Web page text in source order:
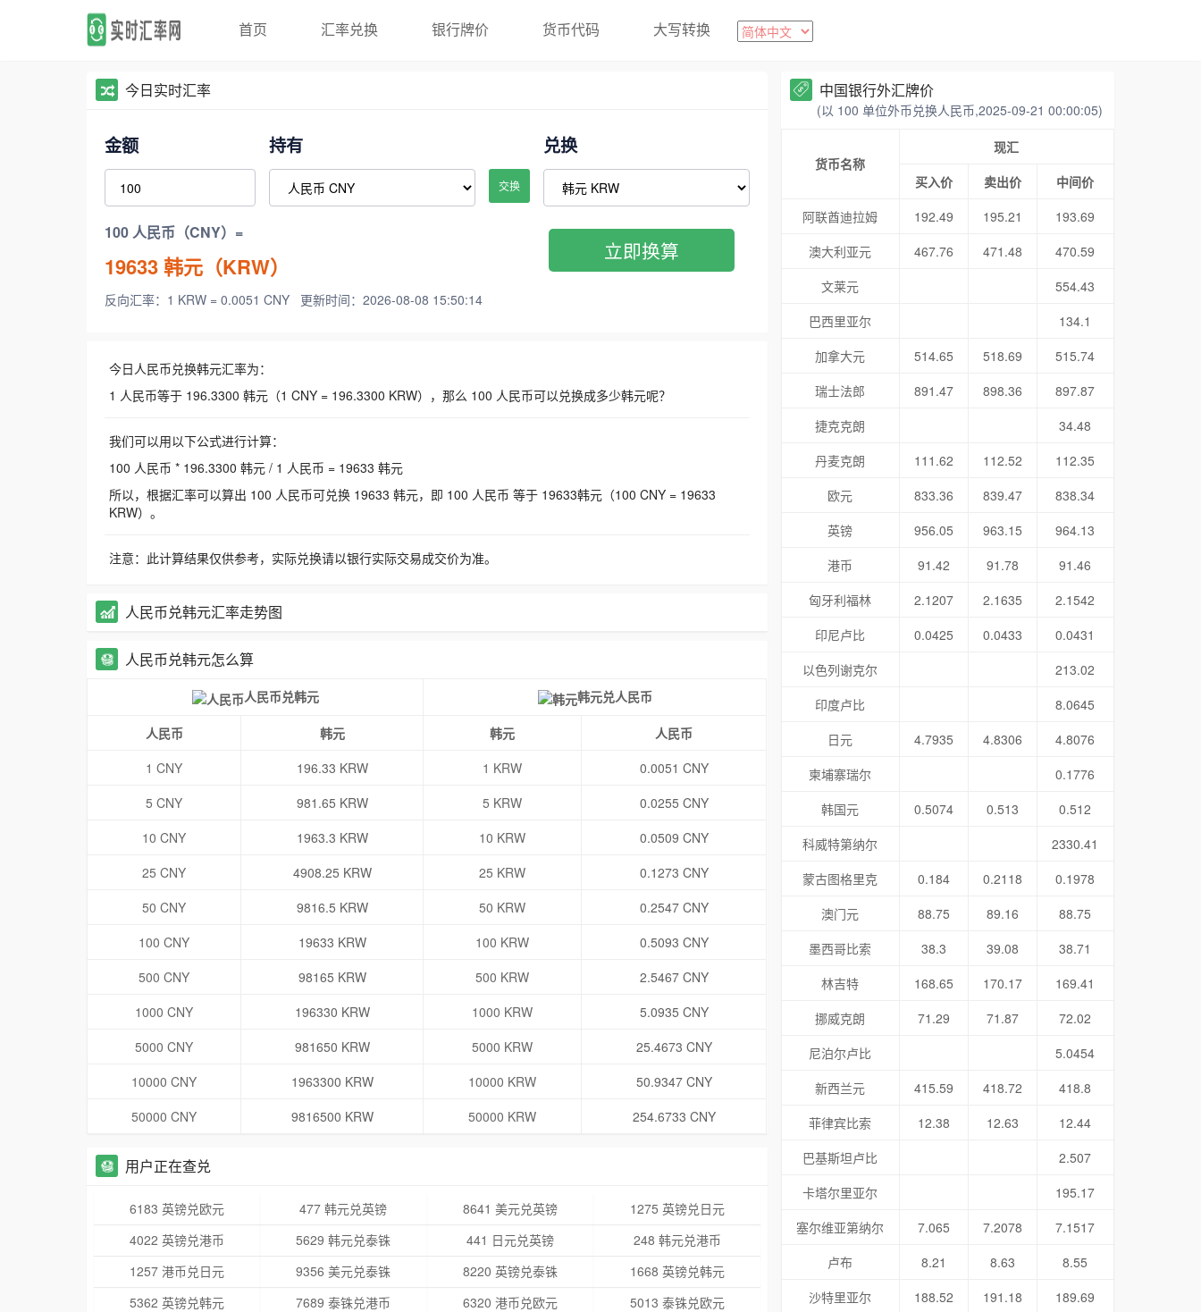
首页 汇率兑换 银行牌价 货币代码 大写转换
今日实时汇率
金额 持有
交换
兑换
100 人民币（CNY）=
19633韩元（KRW）
反向汇率：1 KRW = 0.0051 CNY 更新时间：2026-08-08 15:50:14
立即换算
今日人民币兑换韩元汇率为：
1 人民币等于 196.3300 韩元（1 CNY = 196.3300 KRW），那么 100 人民币可以兑换成多少韩元呢？
我们可以用以下公式进行计算：
100 人民币 * 196.3300 韩元 / 1 人民币 = 19633 韩元
所以，根据汇率可以算出 100 人民币可兑换 19633 韩元，即 100 人民币 等于 19633韩元（100 CNY = 19633
KRW）。
注意：此计算结果仅供参考，实际兑换请以银行实际交易成交价为准。
人民币兑韩元汇率走势图
人民币兑韩元怎么算
人民币兑韩元 韩元兑人民币
人民币 韩元 韩元
人民币
1 CNY
196.33 KRW 1 KRW
0.0051 CNY
5 CNY
981.65 KRW 5 KRW
0.0255 CNY
10 CNY
1963.3 KRW 10 KRW
0.0509 CNY
25 CNY
4908.25 KRW 25 KRW
0.1273 CNY
50 CNY
9816.5 KRW 50 KRW
0.2547 CNY
100 CNY
19633 KRW 100 KRW
0.5093 CNY
500 CNY
98165 KRW 500 KRW
2.5467 CNY
1000 CNY
196330 KRW 1000 KRW
5.0935 CNY
5000 CNY
981650 KRW 5000 KRW
25.4673 CNY
10000 CNY
1963300 KRW 10000 KRW
50.9347 CNY
50000 CNY
9816500 KRW 50000 KRW 254.6733 CNY
用户正在查兑
6183 英镑兑欧元 477 韩元兑英镑 8641 美元兑英镑
1275 英镑兑日元
4022 英镑兑港币
5629 韩元兑泰铢 441 日元兑英镑
248 韩元兑港币
1257 港币兑日元
9356 美元兑泰铢 8220 英镑兑泰铢
1668 英镑兑韩元
5362 英镑兑韩元
7689 泰铢兑港币 6320 港币兑欧元
5013 泰铢兑欧元
中国银行外汇牌价
(以 100 单位外币兑换人民币,2025-09-21 00:00:05)
货币名称
现汇
买入价
卖出价
中间价
阿联酋迪拉姆
192.49 195.21
193.69
澳大利亚元
467.76 471.48
470.59
文莱元
554.43
巴西里亚尔
134.1
加拿大元
514.65 518.69
515.74
瑞士法郎
891.47 898.36
897.87
捷克克朗
34.48
丹麦克朗
111.62 112.52
112.35
欧元
833.36 839.47
838.34
英镑
956.05 963.15
964.13
港币
91.42 91.78
91.46
匈牙利福林
2.1207 2.1635
2.1542
印尼卢比
0.0425 0.0433
0.0431
以色列谢克尔
213.02
印度卢比
8.0645
日元
4.7935 4.8306
4.8076
柬埔寨瑞尔
0.1776
韩国元
0.5074 0.513
0.512
科威特第纳尔
2330.41
蒙古图格里克
0.184 0.2118
0.1978
澳门元
88.75 89.16
88.75
墨西哥比索
38.3 39.08
38.71
林吉特
168.65 170.17
169.41
挪威克朗
71.29 71.87
72.02
尼泊尔卢比
5.0454
新西兰元
415.59 418.72
418.8
菲律宾比索
12.38 12.63
12.44
巴基斯坦卢比
2.507
卡塔尔里亚尔
195.17
塞尔维亚第纳尔
7.065 7.2078
7.1517
卢布
8.21 8.63
8.55
沙特里亚尔
188.52 191.18
189.69